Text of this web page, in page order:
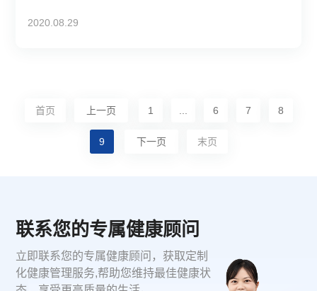
2020.08.29
首页 上一页 1 6 7 8
9 下一页 末页
联系您的专属健康顾问
立即联系您的专属健康顾问，获取定制
化健康管理服务,帮助您维持最佳健康状